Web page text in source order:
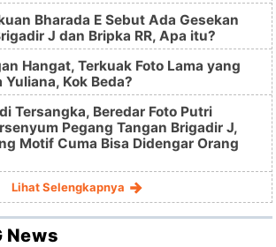
Bharada E Sebut Ada Gesekan
J dan Bripka RR, Apa itu?
Hangat, Terkuak Foto Lama yang
Yuliana, Kok Beda?
Tersangka, Beredar Foto Putri
Pegang Tangan Brigadir J,
Motif Cuma Bisa Didengar Orang
Lihat Selengkapnya
News